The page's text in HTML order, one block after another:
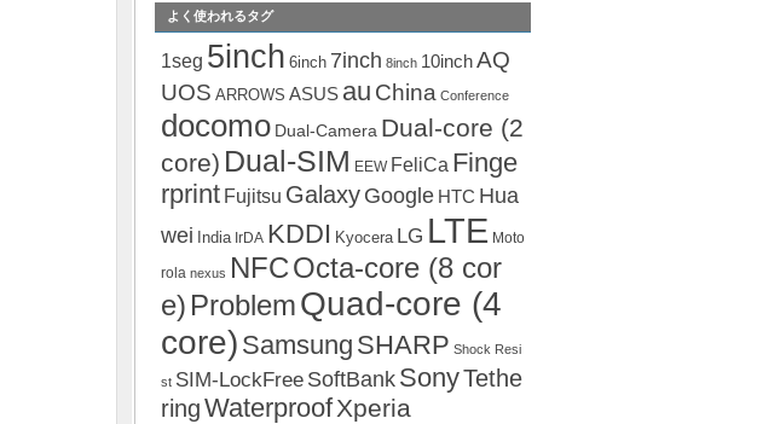
よく使われるタグ
1seg 5inch 6inch 7inch 8inch 10inchAQ
UOS ARROWS ASUS au China Conference
docomo Dual-Camera Dual-core (2
core) Dual-SIM EEW FeliCa Finge
rprint Fujitsu Galaxy Google HTC Hua
wei India IrDA KDDI Kyocera LG LTE Moto
rola nexus NFCOcta-core (8 cor
e) ProblemQuad-core (4
core) Samsung SHARP Shock Resi
st SIM-LockFree SoftBank SonyTethe
ringWaterproofXperia